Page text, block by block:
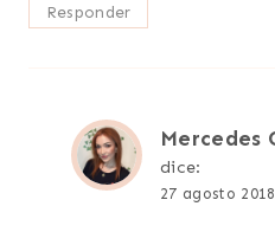
Responder
Mercedes
dice:
27 agosto